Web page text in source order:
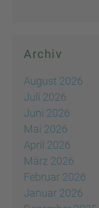
Archiv
August 2026
Juli 2026
Juni 2026
Mai 2026
April 2026
März 2026
Februar 2026
Januar 2026